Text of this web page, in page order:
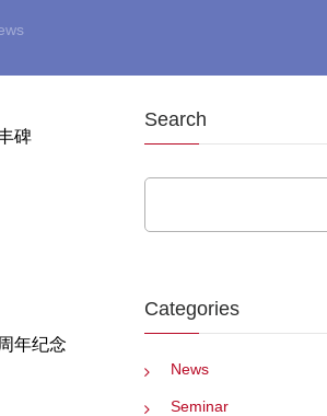
碑
年纪念
Search
Categories
News
Seminar